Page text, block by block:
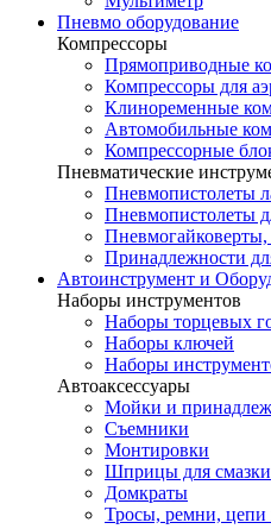
Пневмо оборудование
Компрессоры
Прямоприводные
Компрессоры для
Клиноременные
Автомобильные
Компрессорные
Пневматические
Пневмопистолеты
Пневмопистолеты
Принадлежности
Автоинструмент и
Наборы инструментов
Наборы торцевых
Наборы ключей
Наборы
Автоаксессуары
Мойки и
Съемники
Монтировки
Шприцы для смазки
Домкраты
Тросы, ремни, цепи